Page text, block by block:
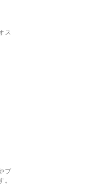
ス
ブ
。